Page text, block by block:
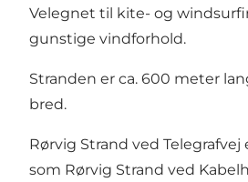
Velegnet til kite- og
gunstige vindforhold.
Stranden er ca. 600 meter
bred.
Rørvig Strand ved Telegrafvej
som Rørvig Strand ved